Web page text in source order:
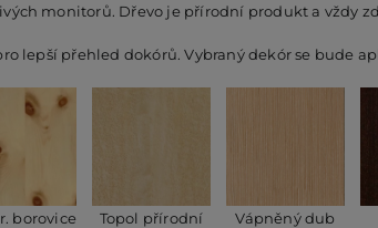
monitorů. Dřevo je přírodní produkt a vždy
lepší přehled dokórů. Vybraný dekór se bude
borovice Topol přírodní Vápněný dub